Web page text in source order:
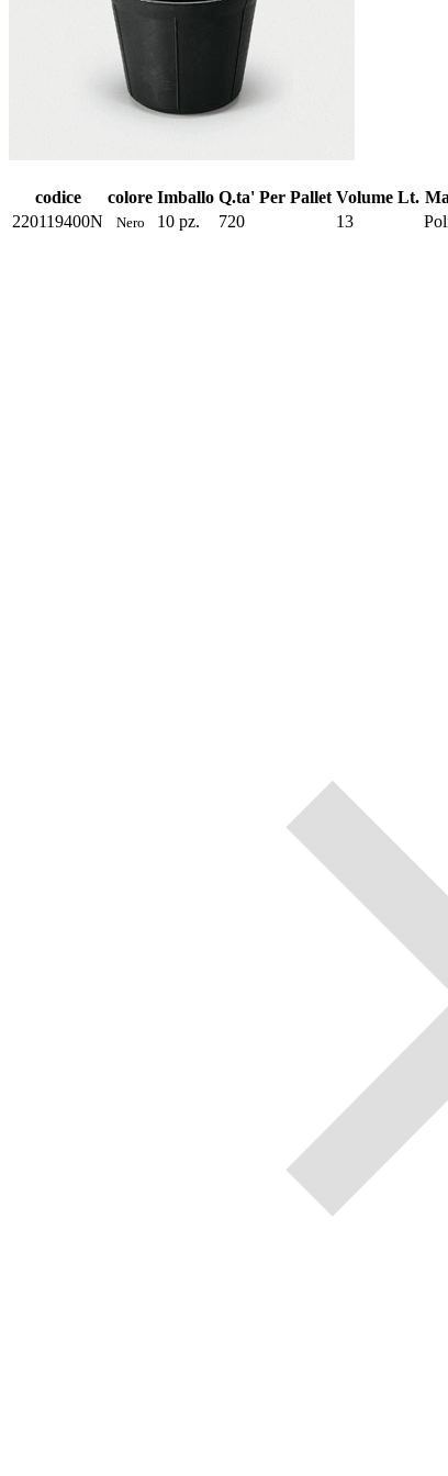
codice colore Imballo Q.ta' Per Pallet Volume Lt.
220119400N
Nero 10 pz. 720 13